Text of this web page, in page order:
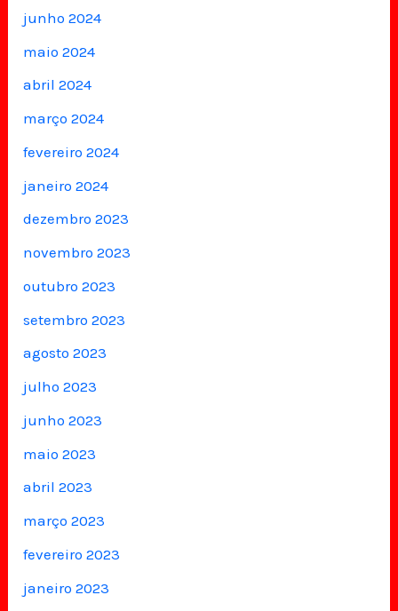
junho 2024
maio 2024
abril 2024
março 2024
fevereiro 2024
janeiro 2024
dezembro 2023
novembro 2023
outubro 2023
setembro 2023
agosto 2023
julho 2023
junho 2023
maio 2023
abril 2023
março 2023
fevereiro 2023
janeiro 2023